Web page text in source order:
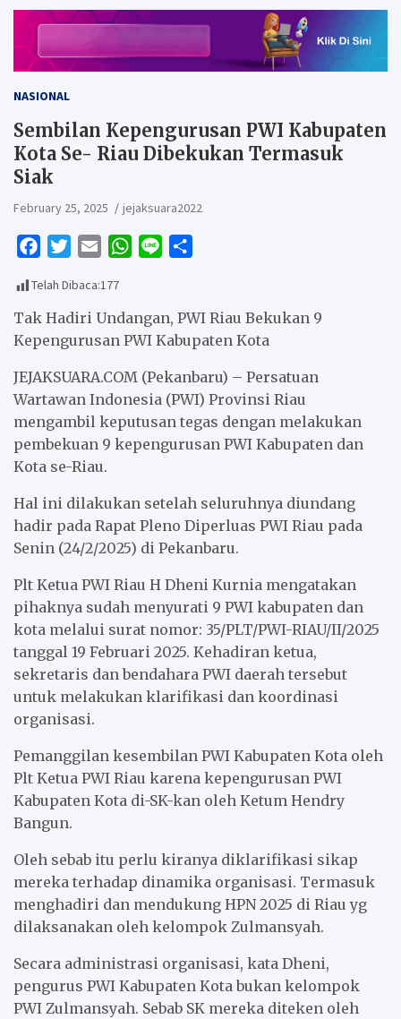
NASIONAL
Sembilan Kepengurusan PWI Kabupaten
Kota Se- Riau Dibekukan Termasuk
Siak
February 25, 2025 jejaksuara2022
c
e
b
o
k
i
t
t
r
a
i
l
W
t
s
p
p
e
r
e
Telah Dibaca:177
Tak Hadiri Undangan, PWI Riau Bekukan 9
Kepengurusan PWI Kabupaten Kota
JEJAKSUARA.COM (Pekanbaru) – Persatuan
Wartawan Indonesia (PWI) Provinsi Riau
mengambil keputusan tegas dengan melakukan
pembekuan 9 kepengurusan PWI Kabupaten dan
Kota se-Riau.
Hal ini dilakukan setelah seluruhnya diundang
hadir pada Rapat Pleno Diperluas PWI Riau pada
Senin (24/2/2025) di Pekanbaru.
Plt Ketua PWI Riau H Dheni Kurnia mengatakan
pihaknya sudah menyurati 9 PWI kabupaten dan
kota melalui surat nomor: 35/PLT/PWI-RIAU/II/2025
tanggal 19 Februari 2025. Kehadiran ketua,
sekretaris dan bendahara PWI daerah tersebut
untuk melakukan klarifikasi dan koordinasi
organisasi.
Pemanggilan kesembilan PWI Kabupaten Kota oleh
Plt Ketua PWI Riau karena kepengurusan PWI
Kabupaten Kota di-SK-kan oleh Ketum Hendry
Bangun.
Oleh sebab itu perlu kiranya diklarifikasi sikap
mereka terhadap dinamika organisasi. Termasuk
menghadiri dan mendukung HPN 2025 di Riau yg
dilaksanakan oleh kelompok Zulmansyah.
Secara administrasi organisasi, kata Dheni,
pengurus PWI Kabupaten Kota bukan kelompok
PWI Zulmansyah. Sebab SK mereka diteken oleh